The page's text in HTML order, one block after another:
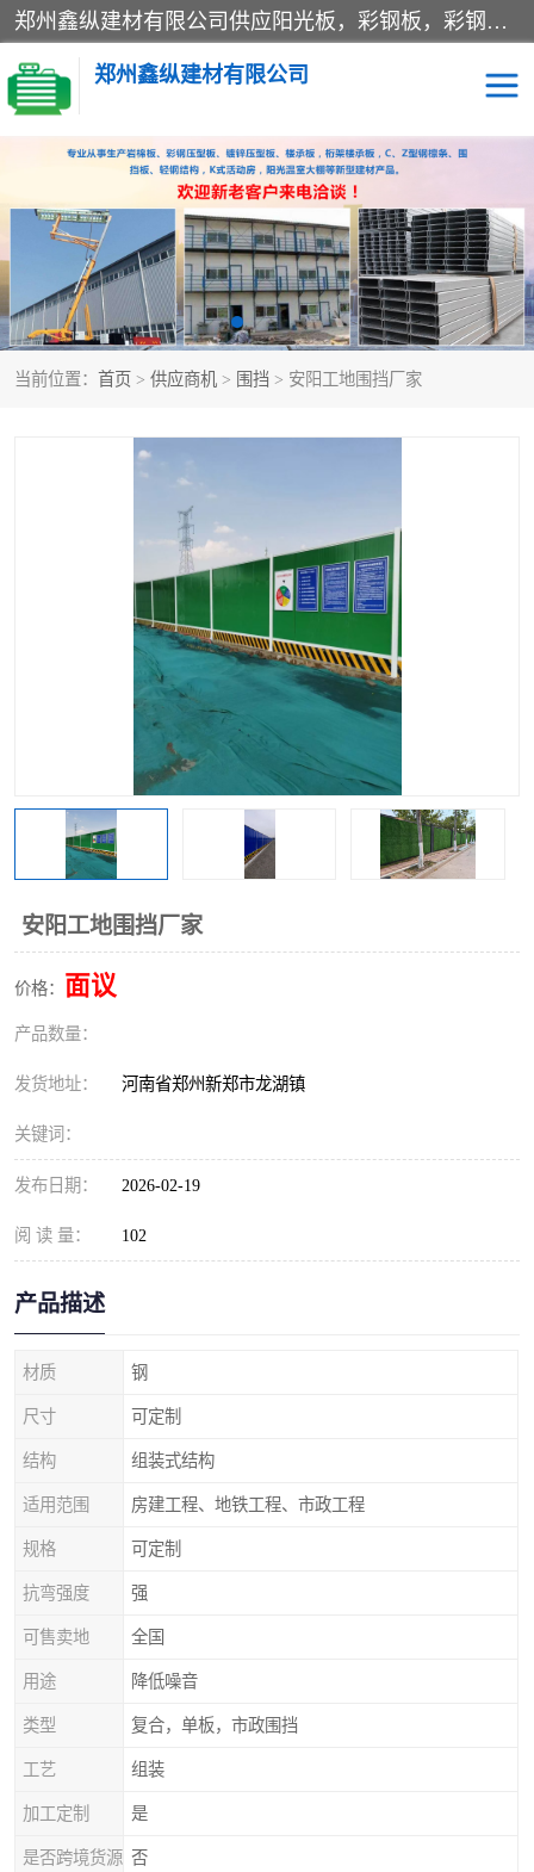
郑州鑫纵建材有限公司供应阳光板，彩钢板，彩钢钢构工程是一家集生产销售租赁安装于一体的企业，主要生产PC采光板，耐力板，仿古琉璃采光板，岩棉板、彩钢压型板、镀锌压型板、桁架楼承板，C、Z型钢檩条、围挡板、轻钢结构，阳光温室大棚等新型建材产品。公司旗下有多台移动式高空压瓦机租赁，承接全国各地业务，专业对外租赁各种型号压瓦机。
郑州鑫纵建材有限公司
当前位置： 首页 > 供应商机 > 围挡 > 安阳工地围挡厂家
安阳工地围挡厂家
价格： 面议
产品数量：
发货地址： 河南省郑州新郑市龙湖镇
关键词：
发布日期： 2026-02-19
阅 读 量： 102
产品描述
材质 钢
尺寸 可定制
结构 组装式结构
适用范围 房建工程、地铁工程、市政工程
规格 可定制
抗弯强度 强
可售卖地 全国
用途 降低噪音
类型 复合，单板，市政围挡
工艺 组装
加工定制 是
是否跨境货源 否
高空瓦机租赁 ASA合成树脂仿古瓦
CZ型钢 FRP采光板
PC多层板 PC耐力板
建筑围挡 楼层板
压型彩钢板
彩钢板
生产加工单板复合围挡 市